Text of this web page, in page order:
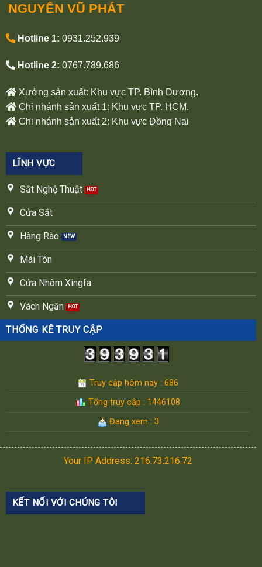
NGUYÊN VŨ PHÁT
Hotline 1: 0931.252.939
Hotline 2: 0767.789.686
Xưởng sản xuất: Khu vực TP. Bình Dương.
Chi nhánh sản xuất 1: Khu vực TP. HCM.
Chi nhánh sản xuất 2: Khu vực Đồng Nai
LĨNH VỰC
Sắt Nghệ Thuật
Cửa Sắt
Hàng Rào
Mái Tôn
Cửa Nhôm Xingfa
Vách Ngăn
THỐNG KÊ TRUY CẬP
Truy cập hôm nay : 686
Tổng truy cập : 1446108
Đang xem : 3
Your IP Address: 216.73.216.72
KẾT NỐI VỚI CHÚNG TÔI